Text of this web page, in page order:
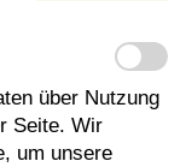
über Nutzung
Seite. Wir
um unsere